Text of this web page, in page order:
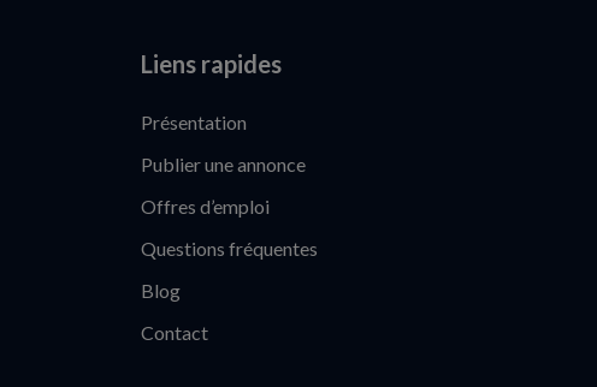
Liens rapides
Présentation
Publier une annonce
Offres d’emploi
Questions fréquentes
Blog
Contact